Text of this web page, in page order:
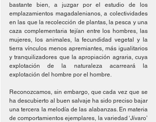
bastante bien, a juzgar por el estudio de los
emplazamientos magadalenianos, a colectividades
en las que la recolección de plantas, la pesca y una
caza complementaria tejían entre los hombres, las
mujeres, los animales, la fecundidad vegetal y la
tierra vínculos menos apremiantes, más igualitarios
y tranquilizadores que la apropiación agraria, cuya
explotación de la naturaleza acarreará la
explotación del hombre por el hombre.
Reconozcamos, sin embargo, que cada vez que se
ha descubierto al buen salvaje ha sido preciso bajar
una tercera la melodía de las alabanzas. En materia
de comportamientos ejemplares, la variedad ‘Jívaro’